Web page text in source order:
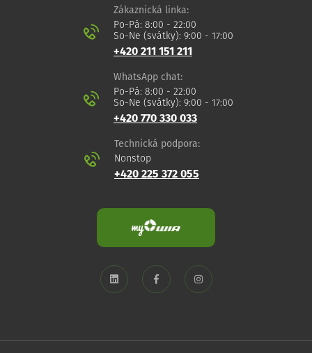
Zákaznická linka:
Po-Pá: 8:00 - 22:00
So-Ne (svátky): 9:00 - 17:00
+420 211 151 211
WhatsApp chat:
Po-Pá: 8:00 - 22:00
So-Ne (svátky): 9:00 - 17:00
+420 770 330 033
Technická podpora:
Nonstop
+420 225 372 055